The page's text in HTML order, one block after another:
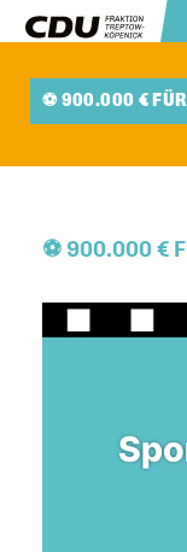
⚽ 900.000 €
⚽ 900.000 €